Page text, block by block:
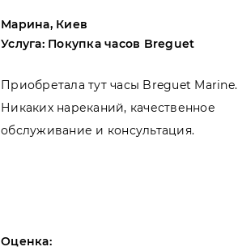
Марина, Киев
Услуга: Покупка часов Breguet
Приобретала тут часы Breguet Marine.
Никаких нареканий, качественное
обслуживание и консультация.
Оценка: